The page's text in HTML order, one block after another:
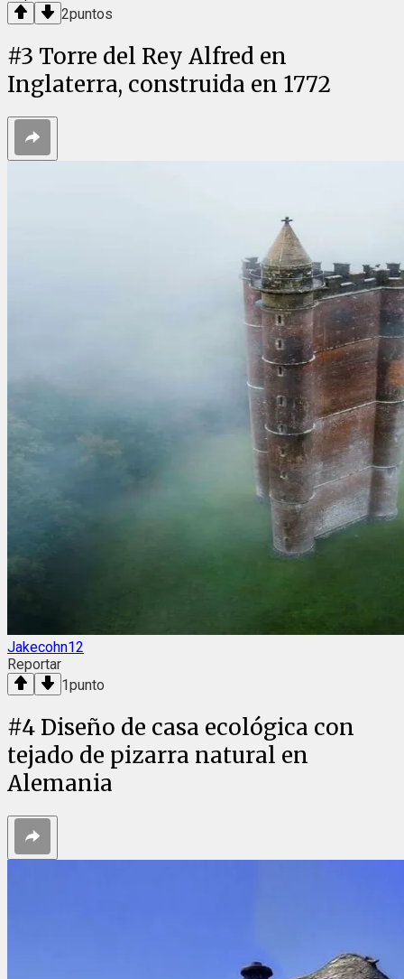
2puntos
#3 Torre del Rey Alfred en
Inglaterra, construida en 1772
Jakecohn12
Reportar
1punto
#4 Diseño de casa ecológica con
tejado de pizarra natural en
Alemania